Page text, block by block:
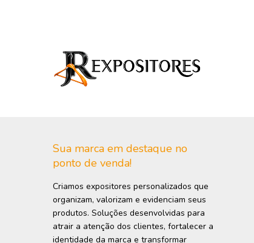
Sua marca em destaque no
ponto de venda!
Criamos expositores personalizados que
organizam, valorizam e evidenciam seus
produtos. Soluções desenvolvidas para
atrair a atenção dos clientes, fortalecer a
identidade da marca e transformar